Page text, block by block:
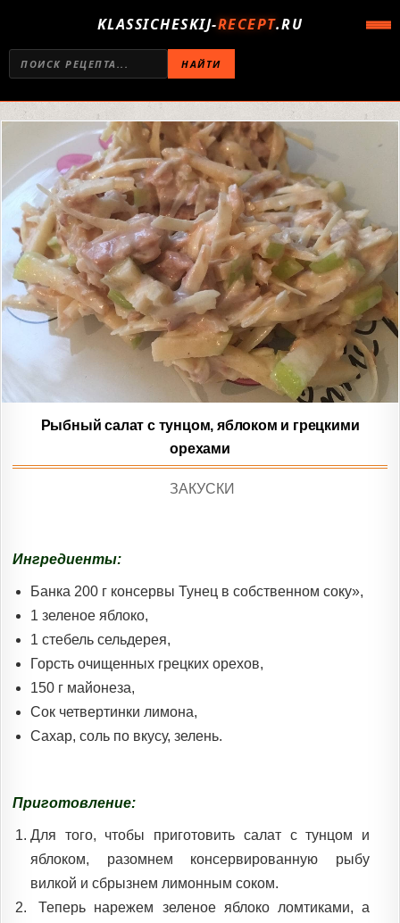
KLASSICHESKIJ-RECEPT.RU
НАЙТИ
Рыбный салат с тунцом, яблоком и грецкими
орехами
POSTED
ЗАКУСКИ
Ингредиенты:
Банка 200 г консервы Тунец в собственном соку»,
1 зеленое яблоко,
1 стебель сельдерея,
Горсть очищенных грецких орехов,
150 г майонеза,
Сок четвертинки лимона,
Сахар, соль по вкусу, зелень.
Приготовление:
Для того, чтобы приготовить салат с тунцом и
яблоком, разомнем консервированную рыбу
вилкой и сбрызнем лимонным соком.
Теперь нарежем зеленое яблоко ломтиками, а